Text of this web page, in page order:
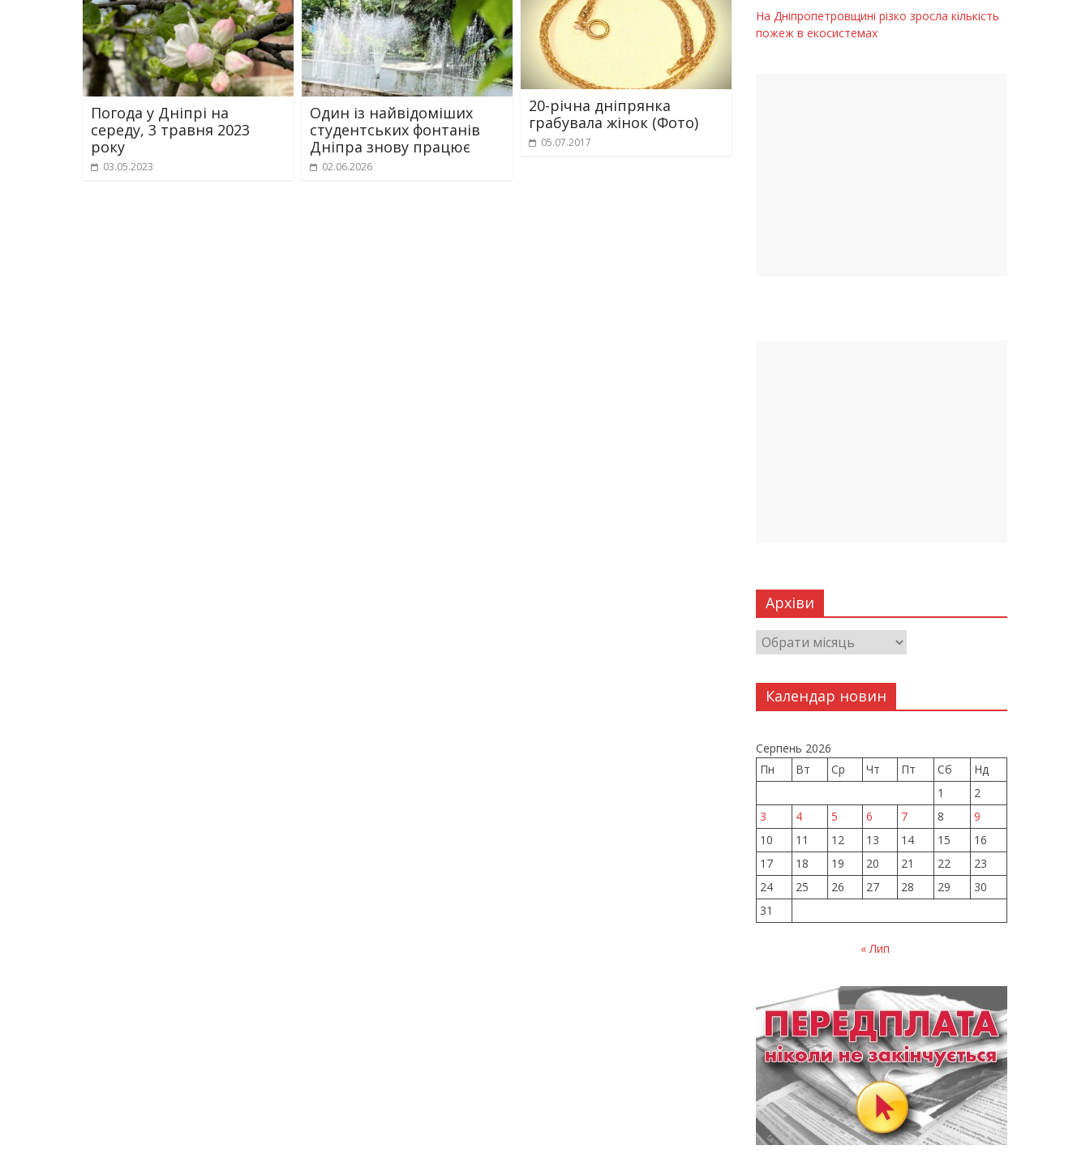
Погода у Дніпрі на
середу, 3 травня 2023
року
03.05.2023
Один із найвідоміших
студентських фонтанів
Дніпра знову працює
02.06.2026
20-річна дніпрянка
грабувала жінок (Фото)
05.07.2017
На Дніпропетровщині різко зросла кількість
пожеж в екосистемах
Архіви
Календар новин
Серпень 2026
Пн
Вт Ср Чт Пт Сб
Нд
1
2
3
4 5 6 7 8
9
10
11 12 13 14 15
16
17
18 19 20 21 22
23
24
25 26 27 28 29
30
31
« Лип